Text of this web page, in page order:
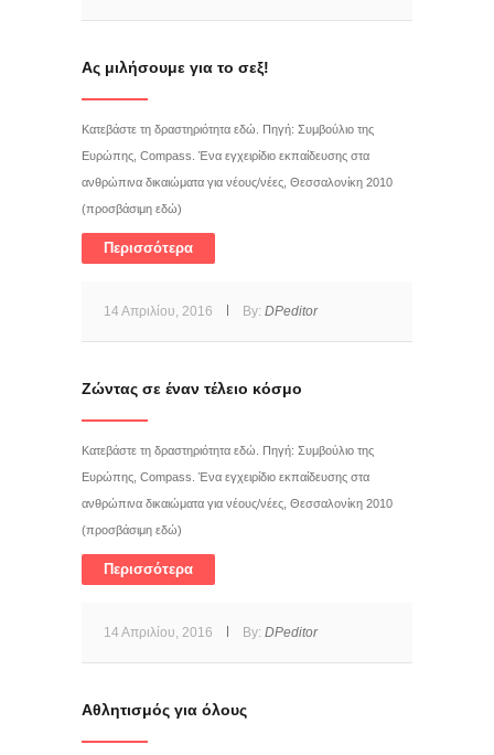
Ας μιλήσουμε για το σεξ!
Κατεβάστε τη δραστηριότητα εδώ. Πηγή: Συμβούλιο της
Ευρώπης, Compass. Ένα εγχειρίδιο εκπαίδευσης στα
ανθρώπινα δικαιώματα για νέους/νέες, Θεσσαλονίκη 2010
(προσβάσιμη εδώ)
Περισσότερα
14 Απριλίου, 2016 By: DPeditor
Ζώντας σε έναν τέλειο κόσμο
Κατεβάστε τη δραστηριότητα εδώ. Πηγή: Συμβούλιο της
Ευρώπης, Compass. Ένα εγχειρίδιο εκπαίδευσης στα
ανθρώπινα δικαιώματα για νέους/νέες, Θεσσαλονίκη 2010
(προσβάσιμη εδώ)
Περισσότερα
14 Απριλίου, 2016 By: DPeditor
Αθλητισμός για όλους